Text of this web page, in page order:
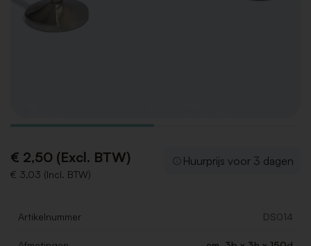
€ 2,50 (Excl. BTW)
€ 3,03 (Incl. BTW)
Huurprijs voor 3 dagen
Artikelnummer DS014